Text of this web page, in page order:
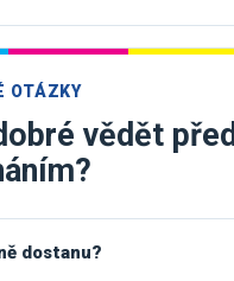
OTÁZKY
vědět před
dostanu?